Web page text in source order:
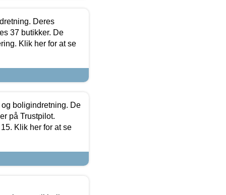
Deres
37 butikker. De
Klik her for at se
boligindretning. De
på Trustpilot.
Klik her for at se